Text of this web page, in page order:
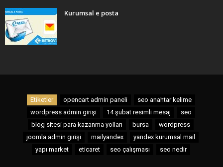
Kurumsal e posta
Etiketler opencart admin paneli
seo anahtar kelime
wordpress admin girişi
14 şubat resimli mesaj
seo
blog sitesi para kazanma yolları
bursa
wordpress
joomla admin girişi
mailyandex
yandex kurumsal mail
yapı market
eticaret seo çalışması seo nedir